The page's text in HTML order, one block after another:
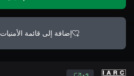
إضافة إلى قائمة الأمنيات